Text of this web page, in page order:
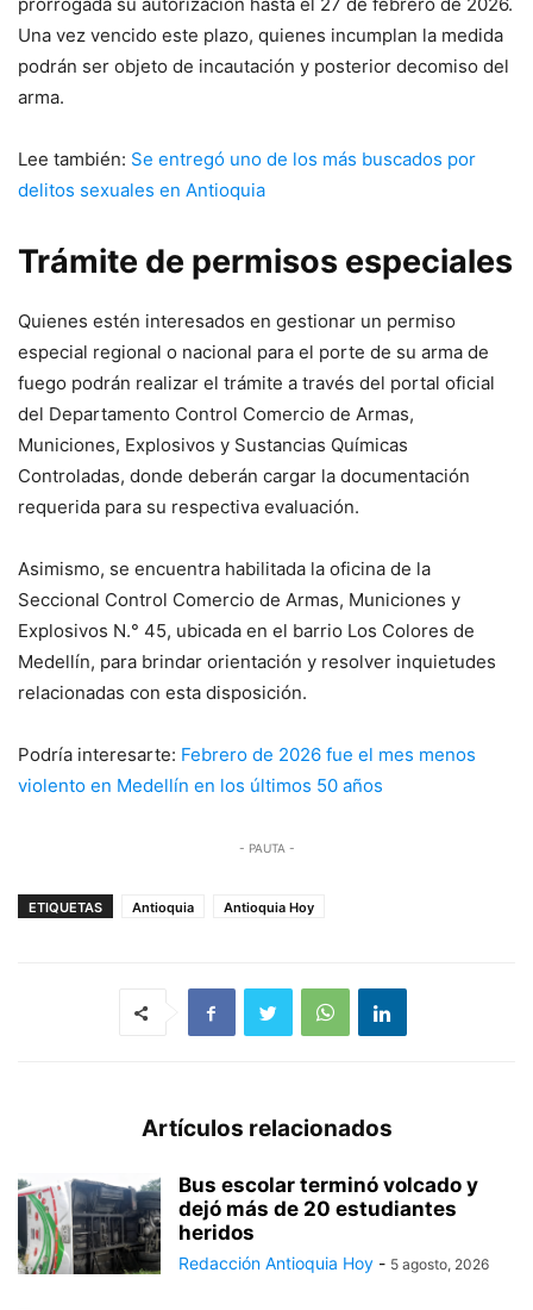
Una vez vencido este plazo, quienes incumplan la medida
podrán ser objeto de incautación y posterior decomiso del
arma.
Lee también: Se entregó uno de los más buscados por
delitos sexuales en Antioquia
Trámite de permisos especiales
Quienes estén interesados en gestionar un permiso
especial regional o nacional para el porte de su arma de
fuego podrán realizar el trámite a través del portal oficial
del Departamento Control Comercio de Armas,
Municiones, Explosivos y Sustancias Químicas
Controladas, donde deberán cargar la documentación
requerida para su respectiva evaluación.
Asimismo, se encuentra habilitada la oficina de la
Seccional Control Comercio de Armas, Municiones y
Explosivos N.° 45, ubicada en el barrio Los Colores de
Medellín, para brindar orientación y resolver inquietudes
relacionadas con esta disposición.
Podría interesarte: Febrero de 2026 fue el mes menos
violento en Medellín en los últimos 50 años
- PAUTA -
ETIQUETAS Antioquia Antioquia Hoy
Artículos relacionados
Bus escolar terminó volcado y
dejó más de 20 estudiantes
heridos
Redacción Antioquia Hoy - 5 agosto, 2026